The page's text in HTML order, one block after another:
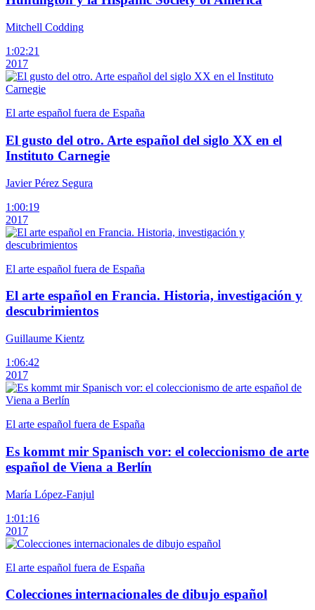
Mitchell Codding
1:02:21
2017
El arte español fuera de España
El gusto del otro. Arte español del siglo XX en el
Instituto Carnegie
Javier Pérez Segura
1:00:19
2017
El arte español fuera de España
El arte español en Francia. Historia, investigación y
descubrimientos
Guillaume Kientz
1:06:42
2017
El arte español fuera de España
Es kommt mir Spanisch vor: el coleccionismo de arte
español de Viena a Berlín
María López-Fanjul
1:01:16
2017
El arte español fuera de España
Colecciones internacionales de dibujo español